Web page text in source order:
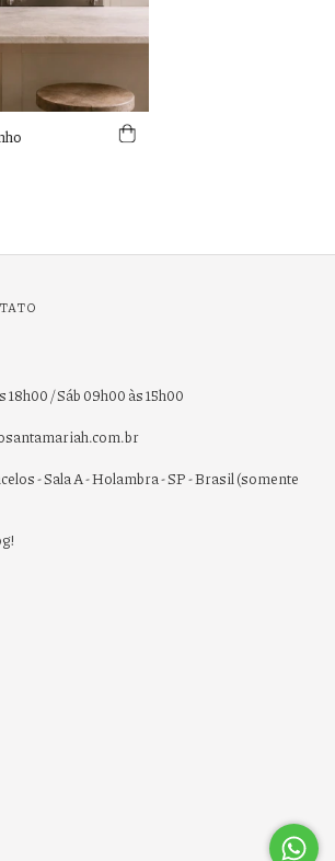
18h00 / Sáb 09h00 às 15h00
- Sala A - Holambra - SP - Brasil (somente